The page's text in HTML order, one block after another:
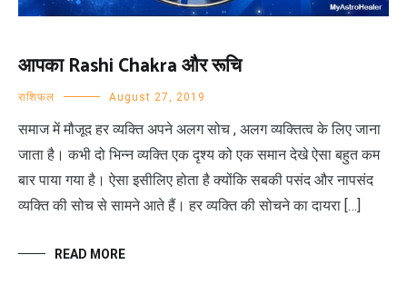
आपका Rashi Chakra और रूचि
राशिफल August 27, 2019
समाज में मौजूद हर व्यक्ति अपने अलग सोच , अलग व्यक्तित्व के लिए जाना
जाता है। कभी दो भिन्न व्यक्ति एक दृश्य को एक समान देखे ऐसा बहुत कम
बार पाया गया है। ऐसा इसीलिए होता है क्योंकि सबकी पसंद और नापसंद
व्यक्ति की सोच से सामने आते हैं। हर व्यक्ति की सोचने का दायरा […]
READ MORE